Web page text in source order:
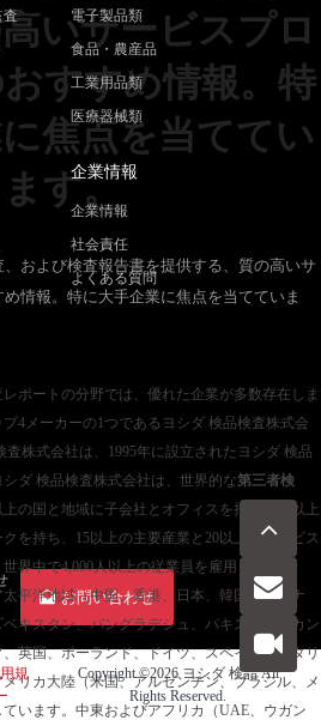
いサービスプロ
すすめ情報。特
焦点を当ててい
ます。
および検査報告書を提供する、質の高いサ
情報。特に大手企業に焦点を当てていま
ポートの分野では、優れた企業が多数存在しま
4メーカーの1つであるヨシダ 検品検査株式会
株式会社は、1995年に設立されたヨシダ 検品
ダ 検品検査株式会社は、世界的な第三者検
上の国と地域に子会社とオフィスを持ち、80以上
を持ち、15以上の主要産業と20以上のサービス
界中で4,000人以上の従業員を雇用していま
平洋地域（中国、香港、日本、韓国、ベトナ
キスタン、バングラデシュ、パキスタン、カン
英国、ポーランド、ドイツ、スペイン、イタリ
リカ大陸（米国、アルゼンチン、ブラジル、メ
います。中東およびアフリカ（UAE、ウガン
査
電子製品類
食品・農産品
工業用品類
医療器械類
企業情報
企業情報
社会責任
よくある質問
お問い合わせ
規
Copyright ©2026 ヨシダ 検品All
Rights Reserved.